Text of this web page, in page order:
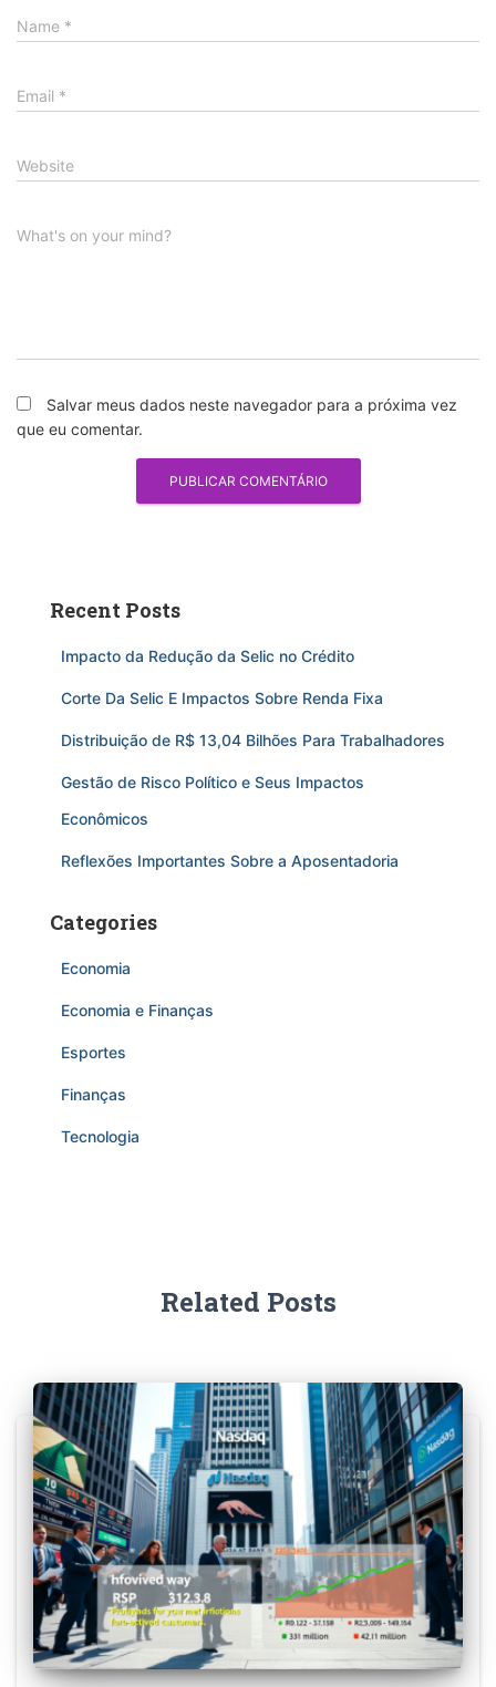
Name *
Email *
Website
What's on your mind?
Salvar meus dados neste navegador para a próxima vez
que eu comentar.
Recent Posts
Impacto da Redução da Selic no Crédito
Corte Da Selic E Impactos Sobre Renda Fixa
Distribuição de R$ 13,04 Bilhões Para Trabalhadores
Gestão de Risco Político e Seus Impactos
Econômicos
Reflexões Importantes Sobre a Aposentadoria
Categories
Economia
Economia e Finanças
Esportes
Finanças
Tecnologia
Related Posts